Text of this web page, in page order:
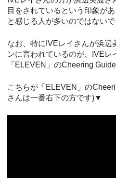
目をされているという印象が
と感じる人が多いのではないで
なお、特にIVEレイさんが浜辺
ンに言われているのが、IVEレ
「ELEVEN」のCheering
こちらが「ELEVEN」の
さんは一番右下の方です)▼